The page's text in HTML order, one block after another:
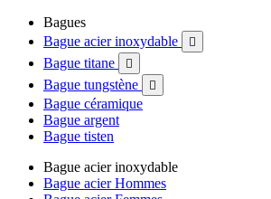
Bagues
Bague acier inoxydable

Bague titane 
Bague tungstène 
Bague céramique
Bague argent
Bague tisten
Bague acier inoxydable
Bague acier Hommes